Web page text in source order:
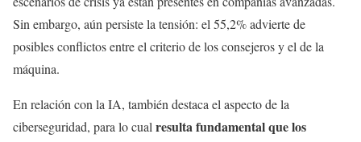
Sin embargo, aún persiste la tensión: el 55,2% advierte de
posibles conflictos entre el criterio de los consejeros y el de la
máquina.
En relación con la IA, también destaca el aspecto de la
ciberseguridad, para lo cual resulta fundamental que los